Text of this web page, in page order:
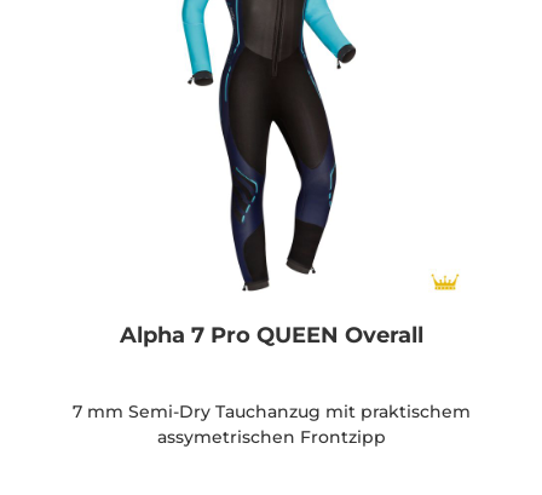
Alpha 7 Pro QUEEN Overall
7 mm Semi-Dry Tauchanzug mit praktischem
assymetrischen Frontzipp